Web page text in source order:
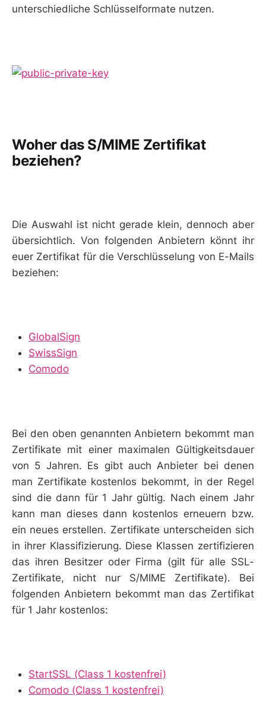
unterschiedliche Schlüsselformate nutzen.
Woher das S/MIME Zertifikat
beziehen?
Die Auswahl ist nicht gerade klein, dennoch aber
übersichtlich. Von folgenden Anbietern könnt ihr
euer Zertifikat für die Verschlüsselung von E-Mails
beziehen:
GlobalSign
SwissSign
Comodo
Bei den oben genannten Anbietern bekommt man
Zertifikate mit einer maximalen Gültigkeitsdauer
von 5 Jahren. Es gibt auch Anbieter bei denen
man Zertifikate kostenlos bekommt, in der Regel
sind die dann für 1 Jahr gültig. Nach einem Jahr
kann man dieses dann kostenlos erneuern bzw.
ein neues erstellen. Zertifikate unterscheiden sich
in ihrer Klassifizierung. Diese Klassen zertifizieren
das ihren Besitzer oder Firma (gilt für alle SSL-
Zertifikate, nicht nur S/MIME Zertifikate). Bei
folgenden Anbietern bekommt man das Zertifikat
für 1 Jahr kostenlos:
StartSSL (Class 1 kostenfrei)
Comodo (Class 1 kostenfrei)